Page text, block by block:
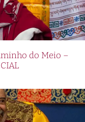
do Meio –